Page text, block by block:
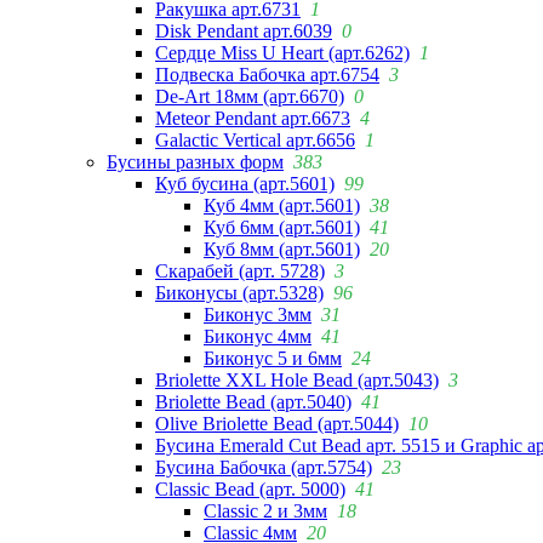
Ракушка арт.6731
1
Disk Pendant арт.6039 0
Сердце Miss U Heart (арт.6262) 1
Подвеска Бабочка арт.6754 3
De-Art 18мм (арт.6670) 0
Meteor Pendant арт.6673 4
Galactic Vertical арт.6656 1
Бусины разных форм 383
Куб бусина (арт.5601) 99
Куб 4мм (арт.5601) 38
Куб 6мм (арт.5601) 41
Куб 8мм (арт.5601) 20
Скарабей (арт. 5728) 3
Биконусы (арт.5328) 96
Биконус 3мм 31
Биконус 4мм 41
Биконус 5 и 6мм 24
Briolette XXL Hole Bead (арт.5043) 3
Briolette Bead (арт.5040) 41
Olive Briolette Bead (арт.5044) 10
Бусина Emerald Cut Bead арт. 5515 и Graphic
Бусина Бабочка (арт.5754) 23
Classic Bead (арт. 5000) 41
Classic 2 и 3мм 18
Classic 4мм 20